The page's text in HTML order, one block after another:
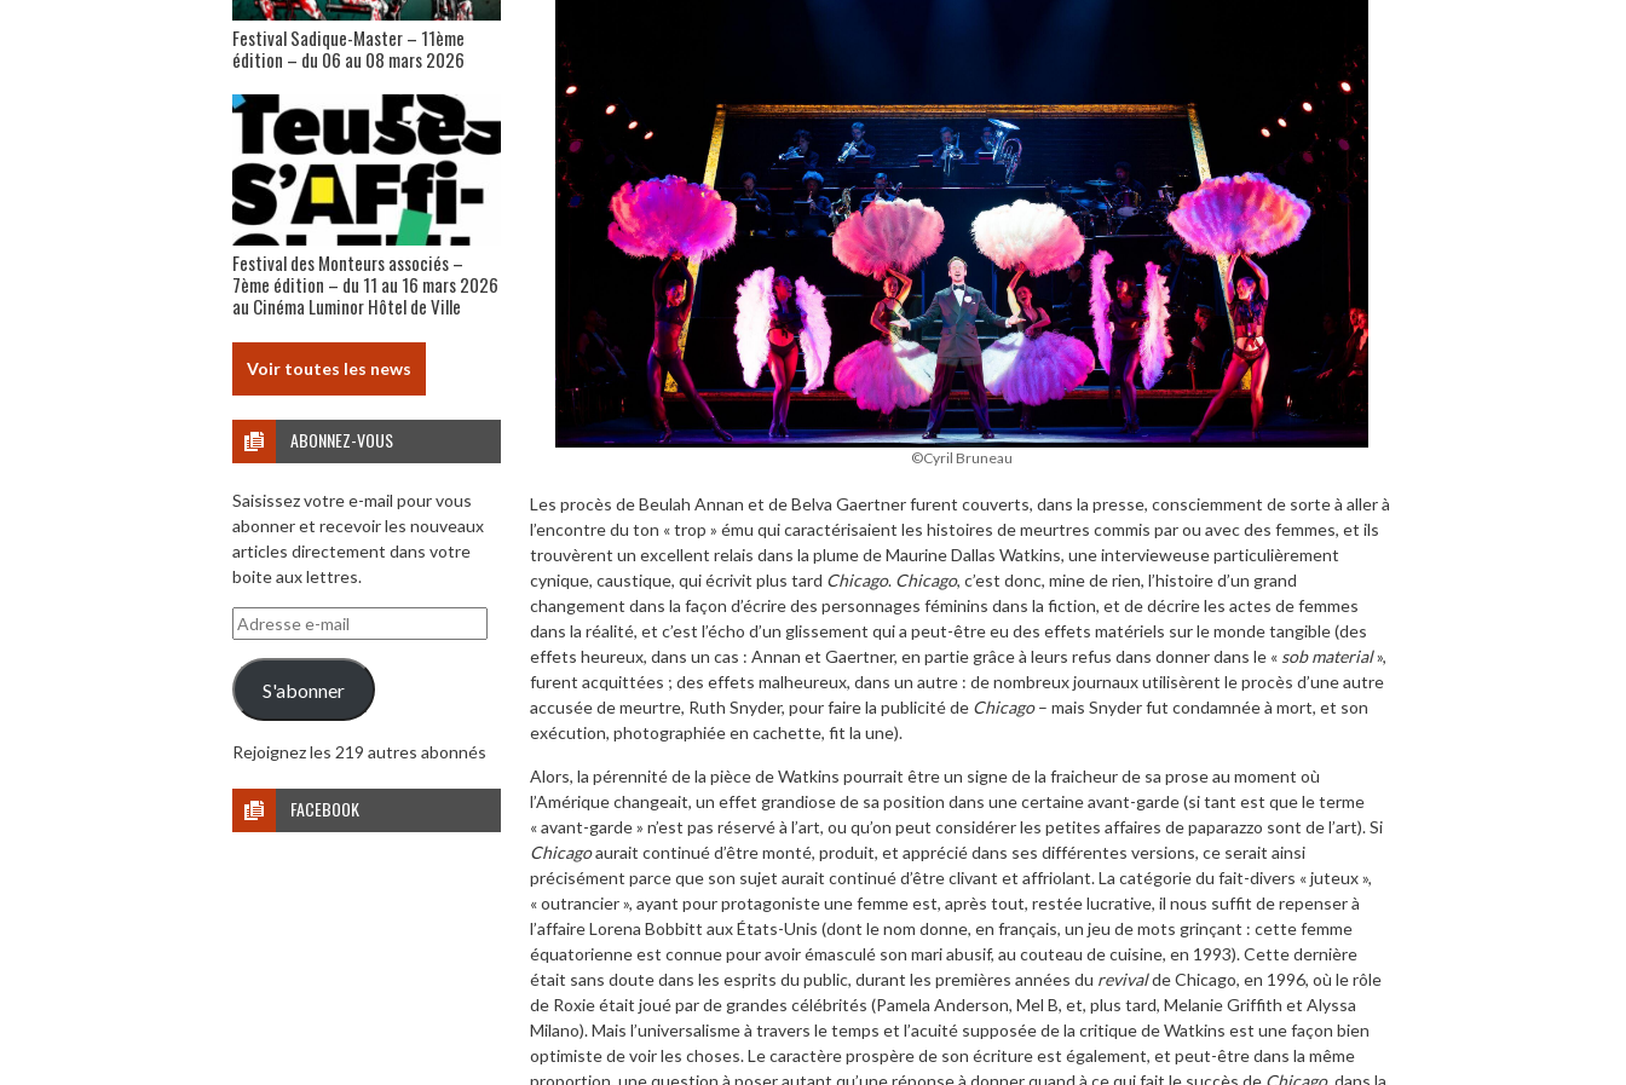
©Cyril Bruneau
Les procès de Beulah Annan et de Belva Gaertner furent couverts, dans la presse, consciemment de sorte à aller à
l’encontre du ton « trop » ému qui caractérisaient les histoires de meurtres commis par ou avec des femmes, et ils
trouvèrent un excellent relais dans la plume de Maurine Dallas Watkins, une intervieweuse particulièrement
cynique, caustique, qui écrivit plus tard Chicago. Chicago, c’est donc, mine de rien, l’histoire d’un grand
changement dans la façon d’écrire des personnages féminins dans la fiction, et de décrire les actes de femmes
dans la réalité, et c’est l’écho d’un glissement qui a peut-être eu des effets matériels sur le monde tangible (des
effets heureux, dans un cas : Annan et Gaertner, en partie grâce à leurs refus dans donner dans le « sob material»,
furent acquittées ; des effets malheureux, dans un autre : de nombreux journaux utilisèrent le procès d’une autre
accusée de meurtre, Ruth Snyder, pour faire la publicité de Chicago– mais Snyder fut condamnée à mort, et son
exécution, photographiée en cachette, fit la une).
Alors, la pérennité de la pièce de Watkins pourrait être un signe de la fraicheur de sa prose au moment où
l’Amérique changeait, un effet grandiose de sa position dans une certaine avant-garde (si tant est que le terme
« avant-garde » n’est pas réservé à l’art, ou qu’on peut considérer les petites affaires de paparazzo sont de l’art). Si
Chicagoaurait continué d’être monté, produit, et apprécié dans ses différentes versions, ce serait ainsi
précisément parce que son sujet aurait continué d’être clivant et affriolant. La catégorie du fait-divers « juteux »,
« outrancier », ayant pour protagoniste une femme est, après tout, restée lucrative, il nous suffit de repenser à
l’affaire Lorena Bobbitt aux États-Unis (dont le nom donne, en français, un jeu de mots grinçant : cette femme
équatorienne est connue pour avoir émasculé son mari abusif, au couteau de cuisine, en 1993). Cette dernière
était sans doute dans les esprits du public, durant les premières années du revivalde Chicago, en 1996, où le rôle
de Roxie était joué par de grandes célébrités (Pamela Anderson, Mel B, et, plus tard, Melanie Griffith et Alyssa
Milano). Mais l’universalisme à travers le temps et l’acuité supposée de la critique de Watkins est une façon bien
optimiste de voir les choses. Le caractère prospère de son écriture est également, et peut-être dans la même
proportion, une question à poser autant qu’une réponse à donner quand à ce qui fait le succès de Chicago, dans la
Festival Sadique-Master – 11ème
édition – du 06 au 08 mars 2026
Festival des Monteurs associés –
7ème édition – du 11 au 16 mars 2026
au Cinéma Luminor Hôtel de Ville
Voir toutes les news
ABONNEZ-VOUS
Saisissez votre e-mail pour vous
abonner et recevoir les nouveaux
articles directement dans votre
boite aux lettres.
Adresse
e-
mail
S'abonner
Rejoignez les 219 autres abonnés
FACEBOOK